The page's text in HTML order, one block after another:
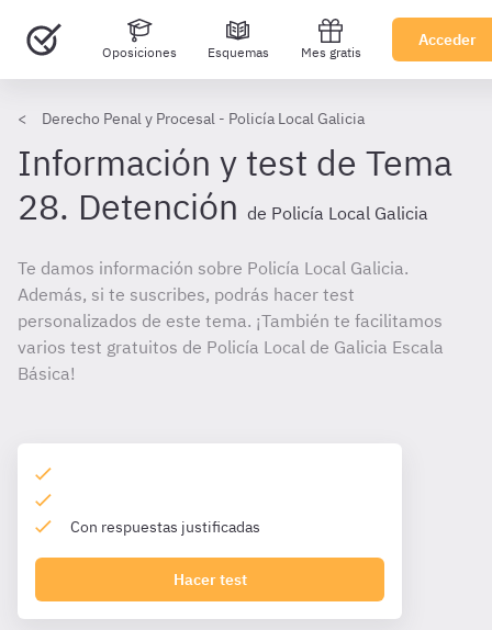
Oposiciones Esquemas Mes gratis
Acceder
Derecho Penal y Procesal - Policía Local Galicia
Información y test de Tema
28. Detención de Policía Local Galicia
Te damos información sobre Policía Local Galicia.
Además, si te suscribes, podrás hacer test
personalizados de este tema. ¡También te facilitamos
varios test gratuitos de Policía Local de Galicia Escala
Básica!
Con respuestas justificadas
Hacer test